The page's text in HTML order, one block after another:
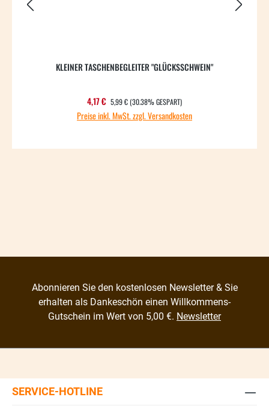
KLEINER TASCHENBEGLEITER "GLÜCKSSCHWEIN"
Verkaufspreis:
4,17 € REGULÄRER PREIS:
5,99 €(30.38% GESPART)
Preise inkl. MwSt. zzgl. Versandkosten
Abonnieren Sie den kostenlosen Newsletter & Sie
erhalten als Dankeschön einen Willkommens-
Gutschein im Wert von 5,00 €. Newsletter
SERVICE-HOTLINE